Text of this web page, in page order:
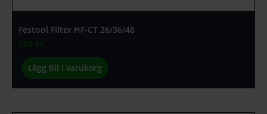
Festool Filter HF-CT 26/36/48
629 kr
Lägg till i varukorg